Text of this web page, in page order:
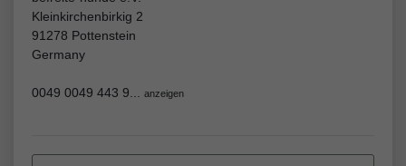
Kleinkirchenbirkig 2
91278 Pottenstein
Germany
0049 0049 443 9... anzeigen